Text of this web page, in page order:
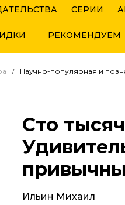
СЕРИИ
РЕКОМЕНДУЕМ
Научно-популярная и
Сто
Ильин Михаил